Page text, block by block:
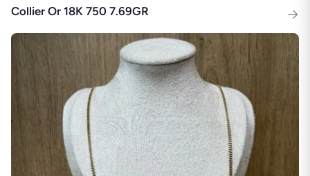
Collier Or 18K 750 7.69GR →